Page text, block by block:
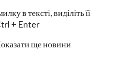
в тексті, виділіть її
+ Enter
ще новини